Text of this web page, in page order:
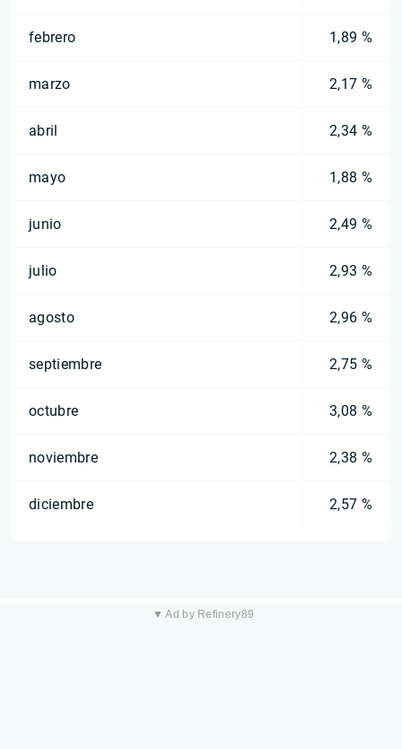
febrero 1,89 %
marzo 2,17 %
abril 2,34 %
mayo 1,88 %
junio 2,49 %
julio 2,93 %
agosto 2,96 %
septiembre 2,75 %
octubre 3,08 %
noviembre 2,38 %
diciembre 2,57 %
▼ Ad by Refinery89